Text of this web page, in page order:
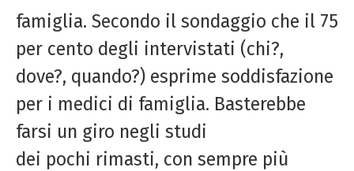
famiglia. Secondo il sondaggio che il 75
per cento degli intervistati (chi?,
dove?, quando?) esprime soddisfazione
per i medici di famiglia. Basterebbe
farsi un giro negli studi
dei pochi rimasti, con sempre più